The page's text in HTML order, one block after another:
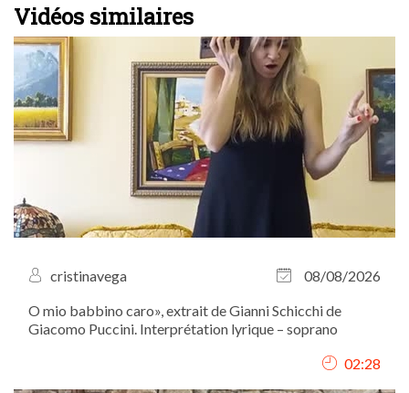
Vidéos similaires
cristinavega
08/08/2026
O mio babbino caro», extrait de Gianni Schicchi de
Giacomo Puccini. Interprétation lyrique – soprano
02:28